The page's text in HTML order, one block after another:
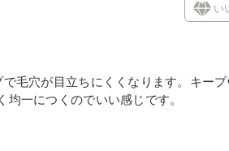
い
毛穴が目立ちにくくなります。キー
一につくのでいい感じです。